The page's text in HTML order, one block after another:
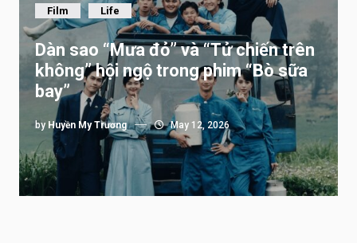
Film Life
Dàn sao “Mưa đỏ” và “Tử chiến trên
không” hội ngộ trong phim “Bò sữa
bay”
by Huyền My Trương May 12, 2026